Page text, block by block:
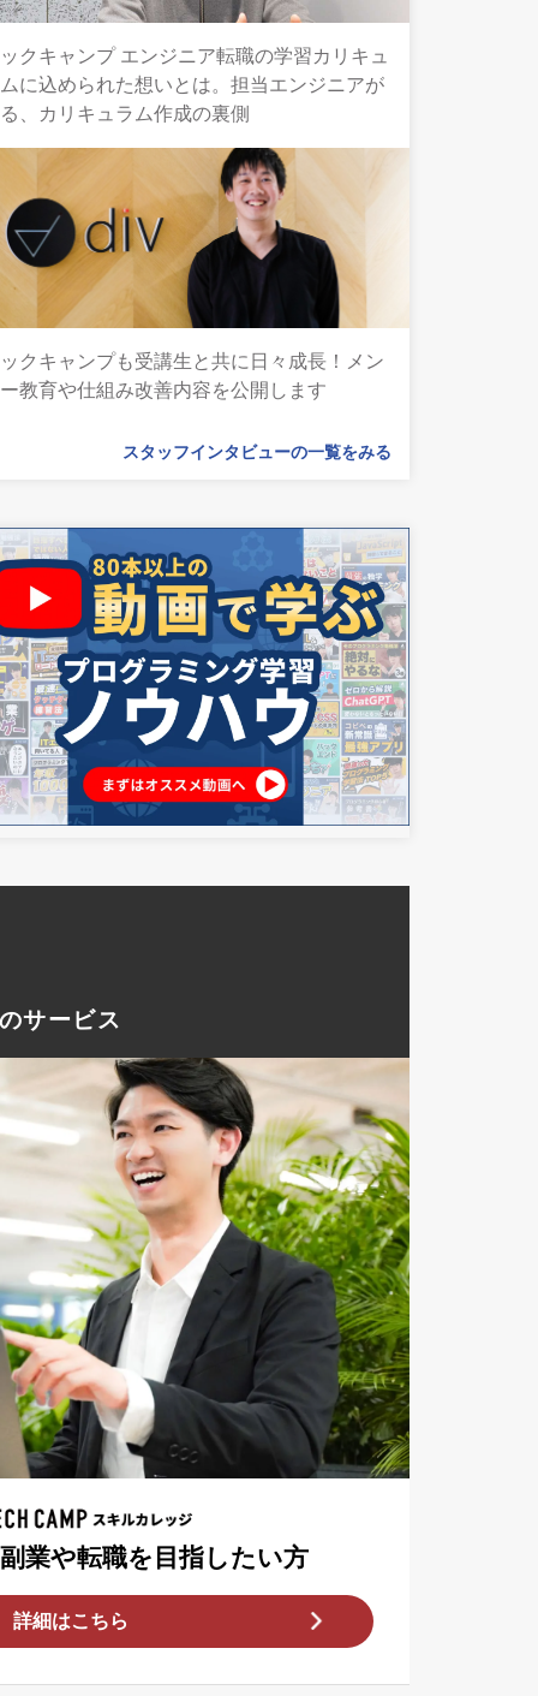
クキャンプ エンジニア転職の学習カリキュ
に込められた想いとは。担当エンジニアが
、カリキュラム作成の裏側
クキャンプも受講生と共に日々成長！メン
教育や仕組み改善内容を公開します
スタッフインタビューの一覧をみる
サービス
業や転職を目指したい方
詳細はこちら